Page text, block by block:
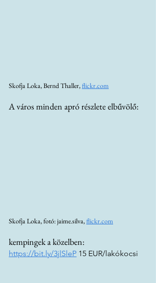
Skofja Loka, Bernd Thaller, flickr.com
A város minden apró részlete elbűvölő:
Skofja Loka, fotó: jaime.silva, flickr.com
kempingek a közelben:
https://bit.ly/3jlSleP 15 EUR/lakókocsi